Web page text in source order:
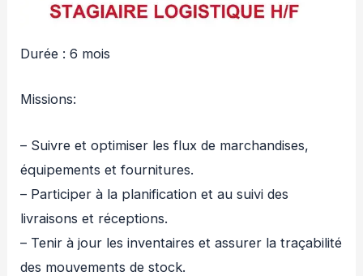
Durée : 6 mois
Missions:
– Suivre et optimiser les flux de marchandises,
équipements et fournitures.
– Participer à la planification et au suivi des
livraisons et réceptions.
– Tenir à jour les inventaires et assurer la traçabilité
des mouvements de stock.